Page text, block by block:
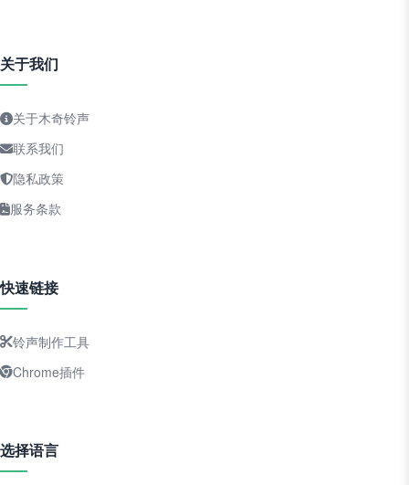
关于我们
关于木奇铃声
联系我们
隐私政策
服务条款
快速链接
铃声制作工具
Chrome插件
选择语言